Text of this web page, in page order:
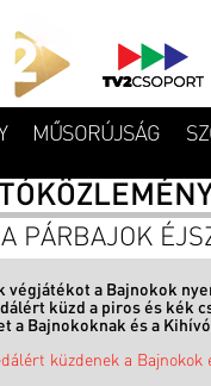
MŰSORÚJSÁG
PÁRBAJOK
végjátékot a Bajnokok
küzd a piros és kék
a Bajnokoknak és a
küzdenek a Bajnokok